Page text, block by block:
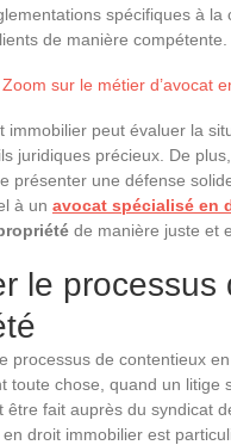
spécifiques à
de manière compétente.
Zoom sur le métier d’avocat
immobilier peut évaluer la
juridiques précieux. De
présenter une défense
à un avocat spécialisé en
de manière juste et
le
processus de contentieux
toute chose, quand un
être fait auprès du syndicat
en droit immobilier est